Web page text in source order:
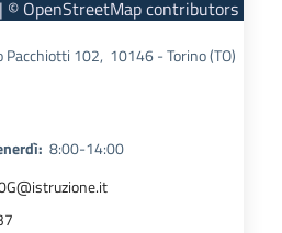
| © OpenStreetMapcontributors
Pacchiotti 102, 10146 - Torino (TO)
8:00-14:00